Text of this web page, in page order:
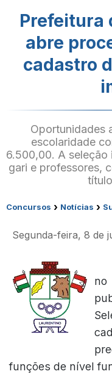
Prefeitura
abre
cadastro
Oportunidades
escolaridade
6.500,00. A
gari e professores,
Concursos › Notícias ›
Segunda-feira, 8 de
funções de nível